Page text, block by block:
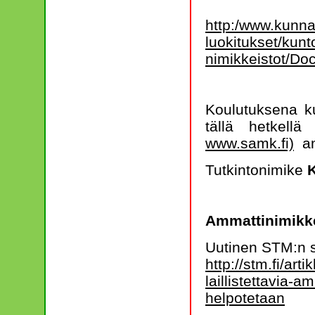
http:/
luokitukset/
nimikkeistot/
Koulutuksena
tällä
www.samk.fi)
Tutkintonimike
Uutinen STM:n
http://stm.fi/
laillistettavia-
helpotetaan